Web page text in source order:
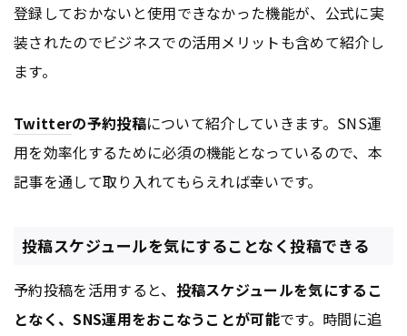
登録しておかないと使用できなかった機能が、公式に実
装されたのでビジネスでの活用メリットも含めて紹介し
ます。
Twitterの予約投稿について紹介していきます。SNS運
用を効率化するために必須の機能となっているので、本
記事を通して取り入れてもらえれば幸いです。
投稿スケジュールを気にすることなく投稿できる
予約投稿を活用すると、 投稿スケジュールを気にするこ
となく、SNS運用をおこなうことが可能です。時間に追